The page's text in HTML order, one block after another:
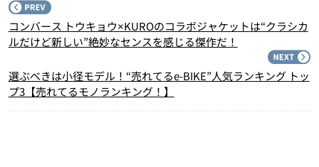
コンバース トウキョウ×KUROのコラボジャケットは“クラシカ
ルだけど新しい”絶妙なセンスを感じる傑作だ！
選ぶべきは小径モデル！“売れてるe-BIKE”人気ランキング トッ
プ3【売れてるモノランキング！】